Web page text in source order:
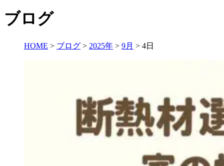
ブログ
HOME > ブログ > 2025年 > 9月 > 4日